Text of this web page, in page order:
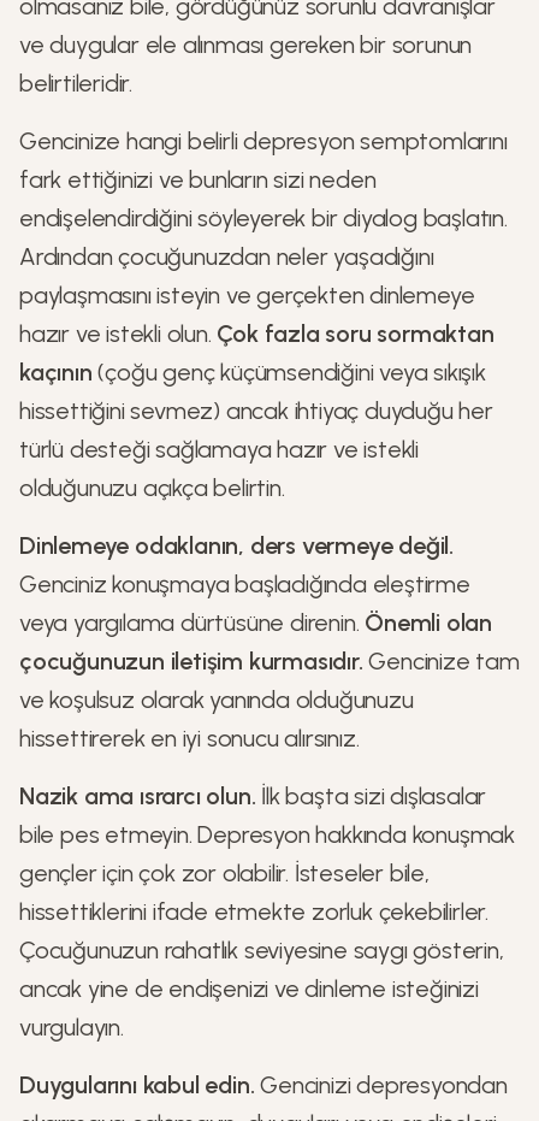
olmasanız bile, gördüğünüz sorunlu davranışlar
ve duygular ele alınması gereken bir sorunun
belirtileridir.
Gencinize hangi belirli depresyon semptomlarını
fark ettiğinizi ve bunların sizi neden
endişelendirdiğini söyleyerek bir diyalog başlatın.
Ardından çocuğunuzdan neler yaşadığını
paylaşmasını isteyin ve gerçekten dinlemeye
hazır ve istekli olun. Çok fazla soru sormaktan
kaçının(çoğu genç küçümsendiğini veya sıkışık
hissettiğini sevmez) ancak ihtiyaç duyduğu her
türlü desteği sağlamaya hazır ve istekli
olduğunuzu açıkça belirtin.
Dinlemeye odaklanın, ders vermeye değil.
Genciniz konuşmaya başladığında eleştirme
veya yargılama dürtüsüne direnin. Önemli olan
çocuğunuzun iletişim kurmasıdır. Gencinize tam
ve koşulsuz olarak yanında olduğunuzu
hissettirerek en iyi sonucu alırsınız.
Nazik ama ısrarcı olun. İlk başta sizi dışlasalar
bile pes etmeyin. Depresyon hakkında konuşmak
gençler için çok zor olabilir. İsteseler bile,
hissettiklerini ifade etmekte zorluk çekebilirler.
Çocuğunuzun rahatlık seviyesine saygı gösterin,
ancak yine de endişenizi ve dinleme isteğinizi
vurgulayın.
Duygularını kabul edin.Gencinizi depresyondan